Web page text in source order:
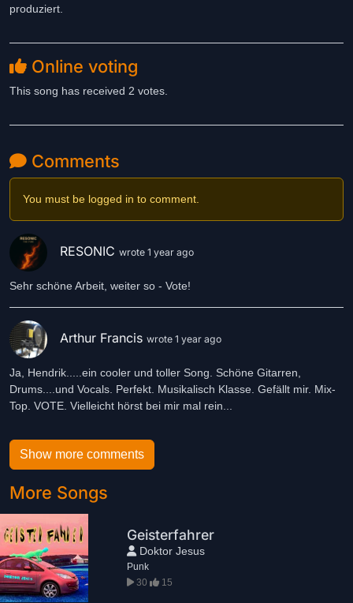
produziert.
Online voting
This song has received 2 votes.
Comments
You must be logged in to comment.
RESONIC wrote 1 year ago
Sehr schöne Arbeit, weiter so - Vote!
Arthur Francis wrote 1 year ago
Ja, Hendrik.....ein cooler und toller Song. Schöne Gitarren,
Drums....und Vocals. Perfekt. Musikalisch Klasse. Gefällt mir. Mix-
Top. VOTE. Vielleicht hörst bei mir mal rein...
Show more comments
More Songs
Geisterfahrer
Doktor Jesus
Punk
30
15